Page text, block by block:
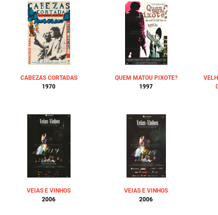
CABEZAS CORTADAS
1970
QUEM MATOU PIXOTE?
1997
VEIAS E VINHOS
2006
VEIAS E VINHOS
2006